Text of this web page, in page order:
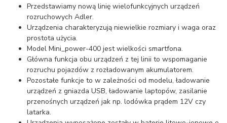
Przedstawiamy nową linię wielofunkcyjnych urządzeń
rozruchowych Adler.
Urządzenia charakteryzują niewielkie rozmiary i waga oraz
prostota użycia.
Model Mini_power-400 jest wielkości smartfona.
Główna funkcja obu urządzeń z tej linii to wspomaganie
rozruchu pojazdów z rozładowanym akumulatorem.
Pozostałe funkcje to w zależności od modelu, ładowanie
urządzeń z gniazda USB, ładowanie laptopów, zasilanie
przenośnych urządzeń jak np. lodówka prądem 12V czy
latarka.